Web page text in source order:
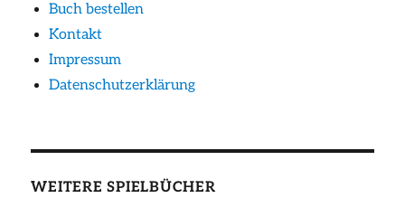
Buch bestellen
Kontakt
Impressum
Datenschutzerklärung
WEITERE SPIELBÜCHER